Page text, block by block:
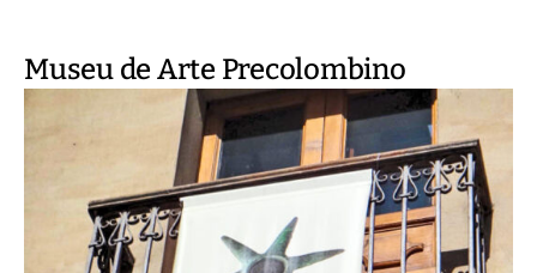
Museu de Arte Precolombino